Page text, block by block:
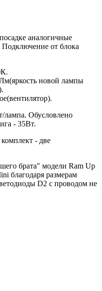
аналогичные
Подключение от блока
новой лампы
лампа. Обусловлено
- 35Вт.
- две
брата" модели Ram Up
благодаря размерам
D2 с проводом не